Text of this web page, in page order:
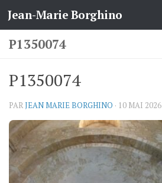
Skip to content
Jean-Marie Borghino
P1350074
P1350074
PARJEAN MARIE BORGHINO · 10 MAI 2026